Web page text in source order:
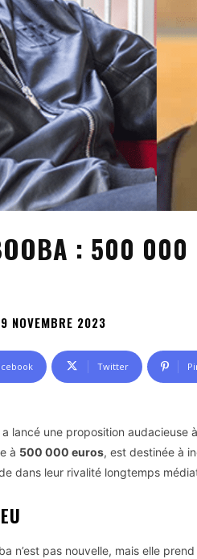
: 500 000
NOVEMBRE 2023
Twitter
lancé une proposition audacieuse à
à 500 000 euros, est destinée à
dans leur rivalité longtemps
n’est pas nouvelle, mais elle